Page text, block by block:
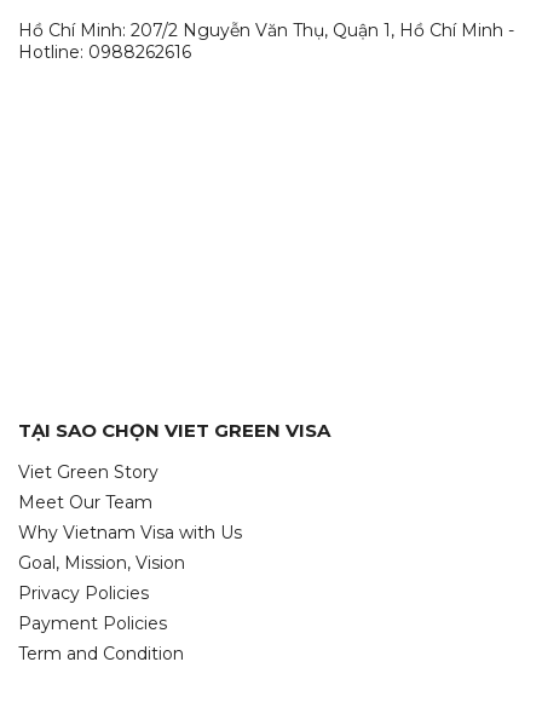
Hồ Chí Minh: 207/2 Nguyễn Văn Thụ, Quận 1, Hồ Chí Minh -
Hotline: 0988262616
TẠI SAO CHỌN VIET GREEN VISA
Viet Green Story
Meet Our Team
Why Vietnam Visa with Us
Goal, Mission, Vision
Privacy Policies
Payment Policies
Term and Condition